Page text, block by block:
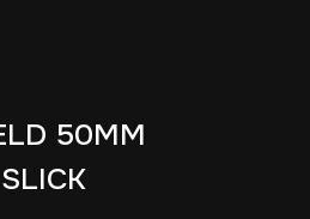
50MM